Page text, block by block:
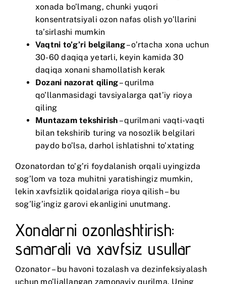
xonada bo’lmang, chunki yuqori
konsentratsiyali ozon nafas olish yo’llarini
ta’sirlashi mumkin
Vaqtni to’g’ri belgilang– o’rtacha xona uchun
30-60 daqiqa yetarli, keyin kamida 30
daqiqa xonani shamollatish kerak
Dozani nazorat qiling– qurilma
qo’llanmasidagi tavsiyalarga qat’iy rioya
qiling
Muntazam tekshirish – qurilmani vaqti-vaqti
bilan tekshirib turing va nosozlik belgilari
paydo bo’lsa, darhol ishlatishni to’xtating
Ozonatordan to’g’ri foydalanish orqali uyingizda
sog’lom va toza muhitni yaratishingiz mumkin,
lekin xavfsizlik qoidalariga rioya qilish – bu
sog’lig’ingiz garovi ekanligini unutmang.
Xonalarni ozonlashtirish:
samarali va xavfsiz usullar
Ozonator – bu havoni tozalash va dezinfeksiyalash
uchun mo’ljallangan zamonaviy qurilma. Uning